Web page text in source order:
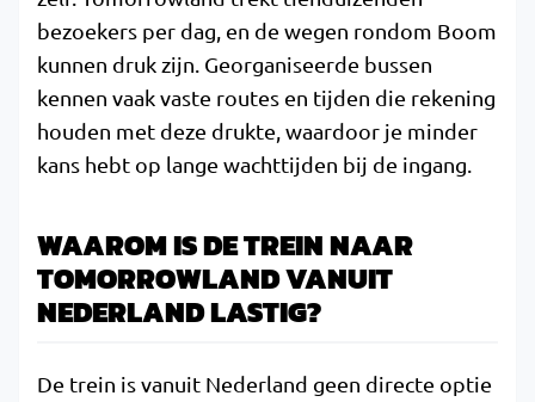
bezoekers per dag, en de wegen rondom Boom
kunnen druk zijn. Georganiseerde bussen
kennen vaak vaste routes en tijden die rekening
houden met deze drukte, waardoor je minder
kans hebt op lange wachttijden bij de ingang.
WAAROM IS DE TREIN NAAR
TOMORROWLAND VANUIT
NEDERLAND LASTIG?
De trein is vanuit Nederland geen directe optie